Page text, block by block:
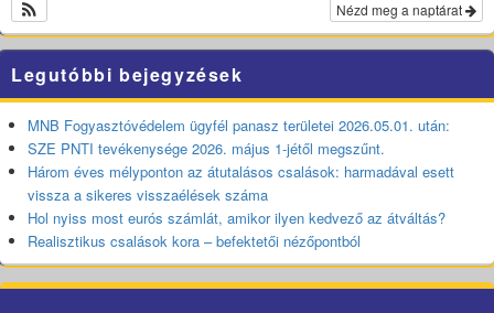
Nézd meg a naptárat
Legutóbbi bejegyzések
MNB Fogyasztóvédelem ügyfél panasz területei 2026.05.01. után:
SZE PNTI tevékenysége 2026. május 1-jétől megszűnt.
Három éves mélyponton az átutalásos csalások: harmadával esett
vissza a sikeres visszaélések száma
Hol nyiss most eurós számlát, amikor ilyen kedvező az átváltás?
Realisztikus csalások kora – befektetői nézőpontból